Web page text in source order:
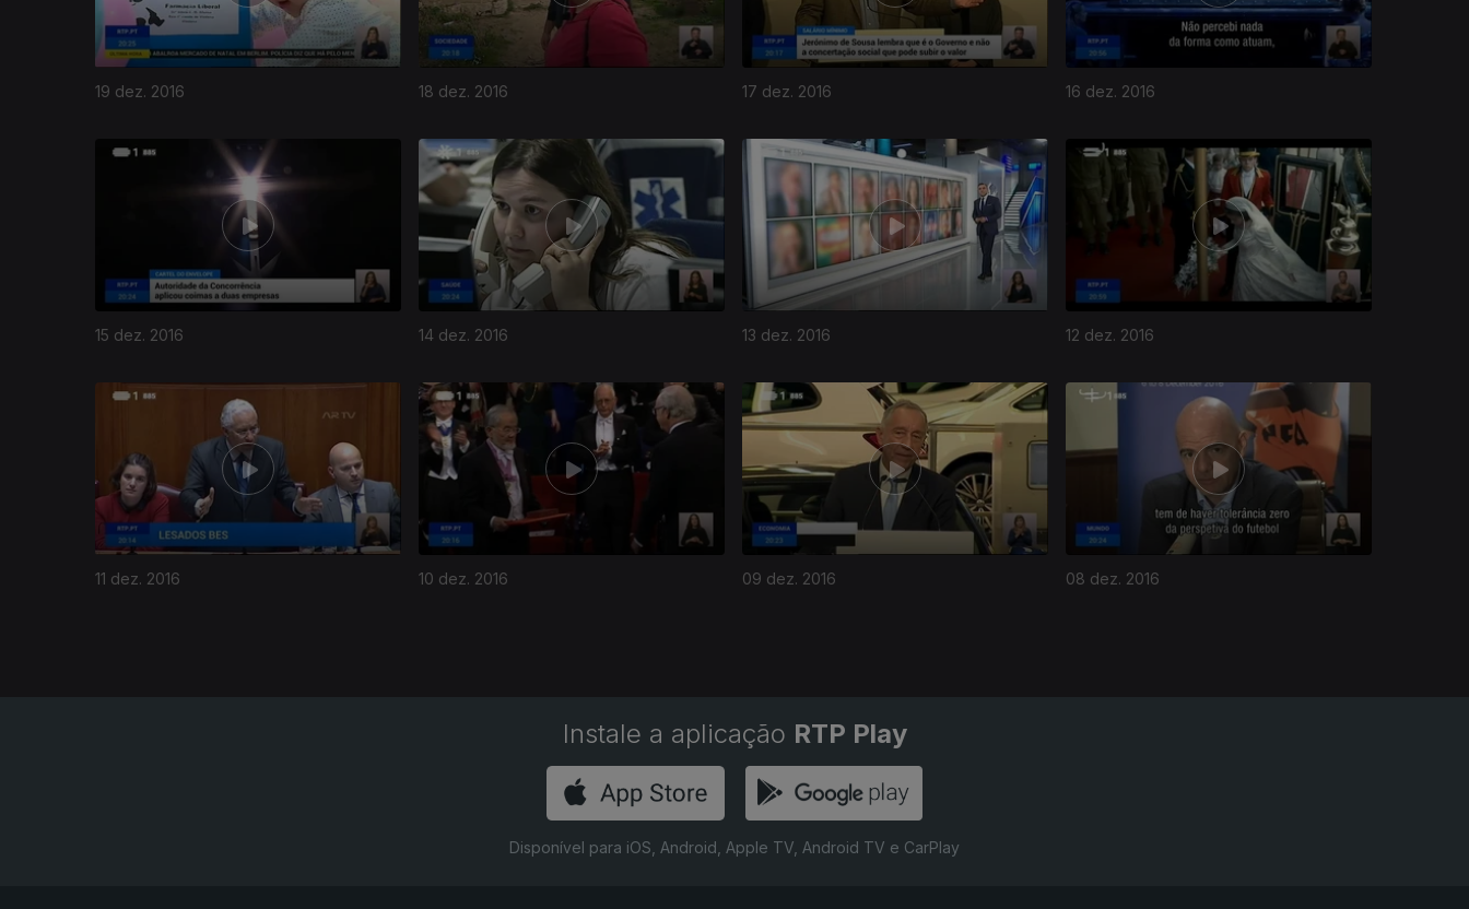
19 dez. 2016 18 dez. 2016 17 dez. 2016 16 dez. 2016
15 dez. 2016 14 dez. 2016 13 dez. 2016 12 dez. 2016
11 dez. 2016 10 dez. 2016 09 dez. 2016 08 dez. 2016
263289
Instale a aplicação RTP Play
Disponível para iOS, Android, Apple TV, Android TV e CarPlay